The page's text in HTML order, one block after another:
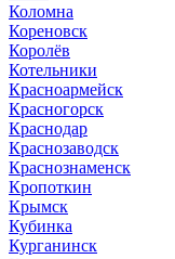
Коломна
Кореновск
Королёв
Котельники
Красноармейск
Красногорск
Краснодар
Краснозаводск
Краснознаменск
Кропоткин
Крымск
Кубинка
Курганинск